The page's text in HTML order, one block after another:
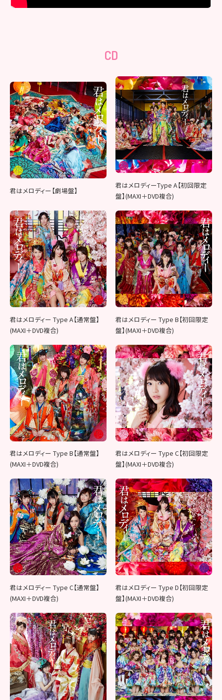
CD
君はメロディー【劇場盤】
君はメロディーType A【初回限定
盤】(MAXI＋DVD複合)
君はメロディー Type A【通常盤】
(MAXI＋DVD複合)
君はメロディー Type B【初回限定
盤】(MAXI＋DVD複合)
君はメロディー Type B【通常盤】
(MAXI＋DVD複合)
君はメロディー Type C【初回限定
盤】(MAXI＋DVD複合)
君はメロディー Type C【通常盤】
(MAXI＋DVD複合)
君はメロディー Type D【初回限定
盤】(MAXI＋DVD複合)